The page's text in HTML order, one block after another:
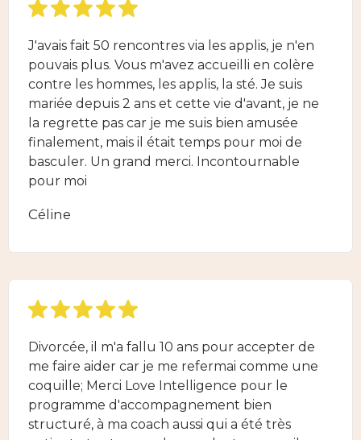
J'avais fait 50 rencontres via les applis, je n'en
pouvais plus. Vous m'avez accueilli en colère
contre les hommes, les applis, la sté. Je suis
mariée depuis 2 ans et cette vie d'avant, je ne
la regrette pas car je me suis bien amusée
finalement, mais il était temps pour moi de
basculer. Un grand merci. Incontournable
pour moi
Céline
Divorcée, il m'a fallu 10 ans pour accepter de
me faire aider car je me refermai comme une
coquille; Merci Love Intelligence pour le
programme d'accompagnement bien
structuré, à ma coach aussi qui a été très